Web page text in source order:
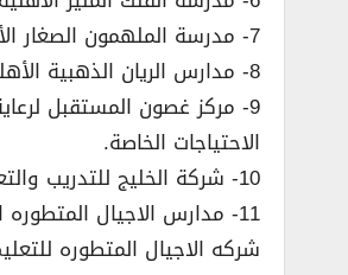
7- مدرسة الملهمون الصغار الأهلية.
8- مدارس الريان الذهبية الأهلية.
9- مركز غصون المستقبل
الاحتياجات الخاصة.
10- شركة الخليج للتدريب والتعليم.
11- مدارس الاجيال المتطوره
شركه الاجيال المتطوره